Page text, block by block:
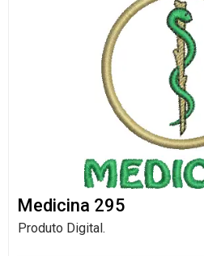
Medicina 295
Produto Digital.